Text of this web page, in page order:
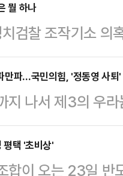
로 확인됐다. 삼
있는 경제적·물
자 기흥·평택 공
증거로 제출하며
피해가 발생한다
…
뭘 하나
검찰 조작기소 의
이미 법원에 넘겨
‘조작기소 의혹사
벌이는 것인지 도
이 국정조사라는
소’라고 평가할
만파…국민의힘, '정동영 사퇴'
지 나서 제3의 우
출 논란 대응에
사안을 역대급 외
택 '초비상'
합이 오는 23일 반